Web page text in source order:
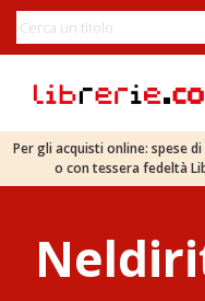
Per gli acquisti online: spese
o con tessera fedeltà